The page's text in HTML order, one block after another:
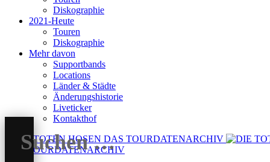
Diskographie
2021-Heute
Touren
Diskographie
Mehr davon
Supportbands
Locations
Länder & Städte
Änderungshistorie
Liveticker
Kontakthof
DAS TOURDATENARCHIV